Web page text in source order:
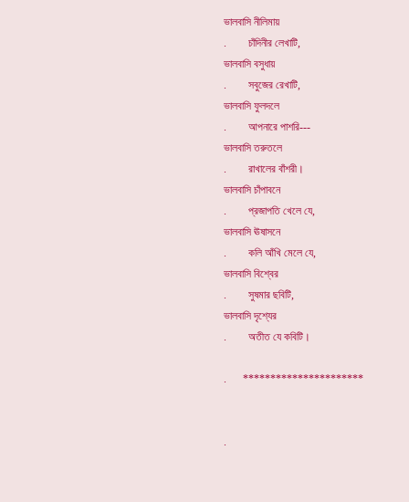
ভালবাসি নীলিমায়
. চাঁদিনীর লেখাটি,
ভালবাসি বসুধায়
. সবুজের রেখাটি,
ভালবাসি ফুলদলে
. আপনারে পাশরি---
ভালবাসি তরুতলে
. রাখালের বাঁশরী।
ভালবাসি চাঁপাবনে
. প্রজাপতি খেলে যে,
ভালবাসি ঊষাসনে
. কলি আঁখি মেলে যে,
ভালবাসি বিশ্বের
. সুষমার ছবিটি,
ভালবাসি দৃশ্যের
. অতীত যে কবিটি।
. **********************